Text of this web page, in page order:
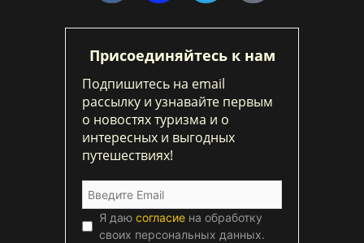
Присоединяйтесь к нам
Подпишитесь на email
рассылку и узнавайте первым
о новостях туризма и о
интересных и выгодных
путешествиях!
Я даю согласие на обработку
своих персональных данных.